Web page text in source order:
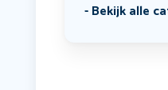
Bekijk alle